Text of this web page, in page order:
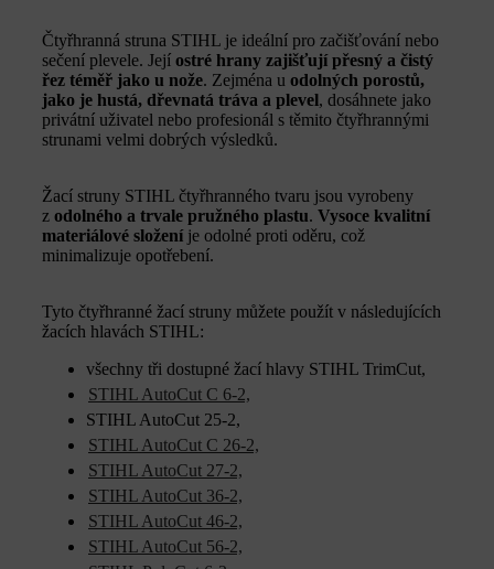
Čtyřhranná struna STIHL je ideální pro začišťování nebo
sečení plevele. Její ostré hrany zajišťují přesný a čistý
řez téměř jako u nože. Zejména u odolných porostů,
jako je hustá, dřevnatá tráva a plevel, dosáhnete jako
privátní uživatel nebo profesionál s těmito čtyřhrannými
strunami velmi dobrých výsledků.
Žací struny STIHL čtyřhranného tvaru jsou vyrobeny
z odolného a trvale pružného plastu. Vysoce kvalitní
materiálové složení je odolné proti oděru, což
minimalizuje opotřebení.
Tyto čtyřhranné žací struny můžete použít v následujících
žacích hlavách STIHL:
všechny tři dostupné žací hlavy STIHL TrimCut,
STIHL AutoCut C 6-2,
STIHL AutoCut 25-2,
STIHL AutoCut C 26-2,
STIHL AutoCut 27-2,
STIHL AutoCut 36-2,
STIHL AutoCut 46-2,
STIHL AutoCut 56-2,